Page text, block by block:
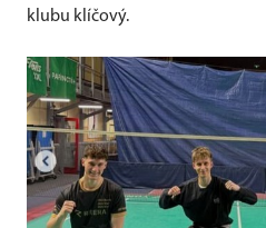
klubu klíčový.